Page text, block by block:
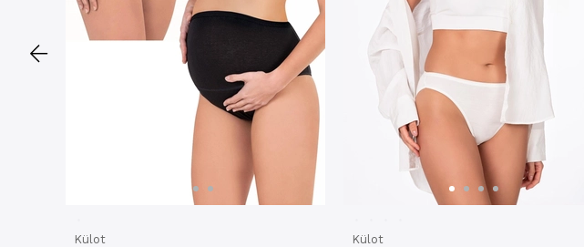
Külot Külot